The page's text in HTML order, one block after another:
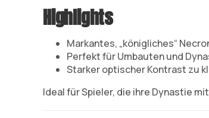
Highlights
Markantes, „königliches“
Perfekt für Umbauten und
Starker optischer Kontrast zu
Ideal für Spieler, die ihre Dynastie